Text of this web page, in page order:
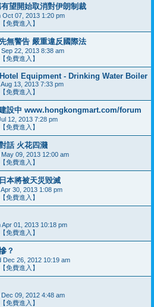
望開始取消對伊朗制裁
Oct 07, 2013 1:20 pm
免費進入】
無警告 嚴重違反國際法
Sep 22, 2013 8:38 am
免費進入】
Equipment - Drinking Water Boiler
13, 2013 7:33 pm
免費進入】
設中 www.hongkongmart.com/forum
12, 2013 7:28 pm
免費進入】
話 火花四濺
09, 2013 12:00 am
免費進入】
本將被天災毀滅
30, 2013 1:08 pm
免費進入】
Apr 01, 2013 10:18 pm
免費進入】
？
Dec 26, 2012 10:19 am
免費進入】
Dec 09, 2012 4:48 am
免費進入】